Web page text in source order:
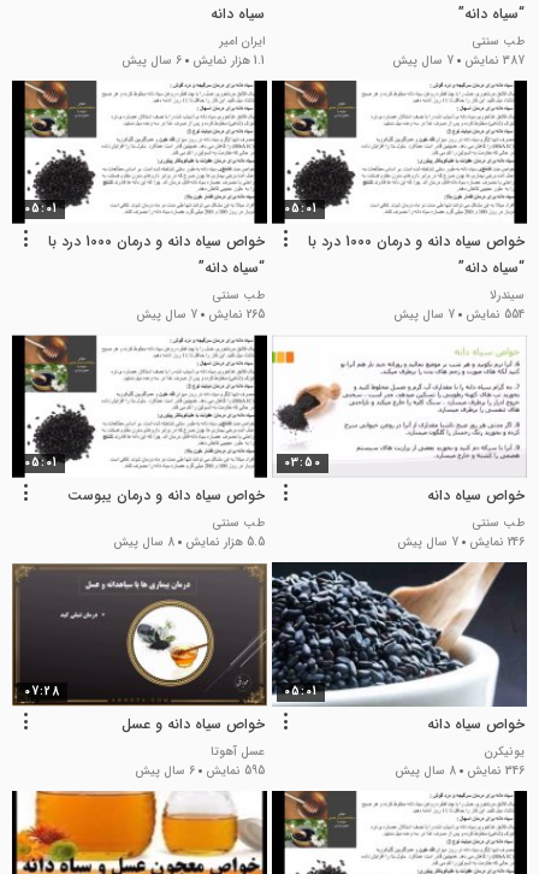
“سیاه دانه”
طب سنتی
387 نمایش
7 سال پیش
سیاه دانه
ایران امیر
1.1 هزار نمایش
6 سال پیش
05:01
خواص سیاه دانه و درمان 1000 درد با
“سیاه دانه”
سیندرلا
554 نمایش
7 سال پیش
05:01
خواص سیاه دانه و درمان 1000 درد با
“سیاه دانه”
طب سنتی
265 نمایش
7 سال پیش
03:50
خواص سیاه دانه
طب سنتی
246 نمایش
7 سال پیش
05:01
خواص سیاه دانه و درمان یبوست
طب سنتی
5.5 هزار نمایش
8 سال پیش
05:01
خواص سیاه دانه
یونیکرن
346 نمایش
8 سال پیش
07:28
خواص سیاه دانه و عسل
عسل آهوتا
595 نمایش
6 سال پیش